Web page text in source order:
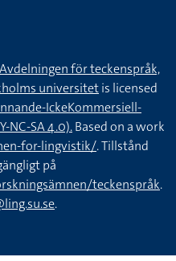
Avdelningen för teckenspråk,
universitetis licensed
IckeKommersiell-
NC-SA 4.0).Based on a work
for-lingvistik/. Tillstånd
på
teckenspråk.
.